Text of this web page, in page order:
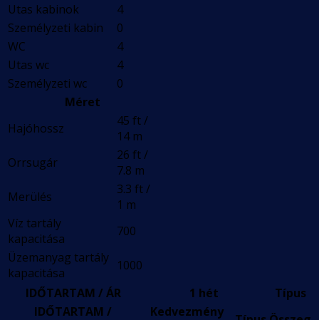
Utas kabinok
4
Személyzeti kabin
0
WC
4
Utas wc
4
Személyzeti wc
0
Méret
Hajóhossz
45 ft /
14 m
Orrsugár
26 ft /
7.8 m
Merülés
3.3 ft /
1 m
Víz tartály
kapacitása
700
Üzemanyag tartály
kapacitása
1000
IDŐTARTAM / ÁR
1 hét
Típus
IDŐTARTAM /
Kedvezmény